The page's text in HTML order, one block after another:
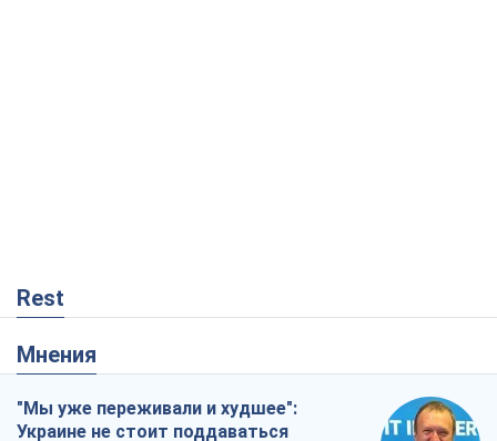
Rest
Мнения
"Мы уже переживали и худшее":
Украине не стоит поддаваться